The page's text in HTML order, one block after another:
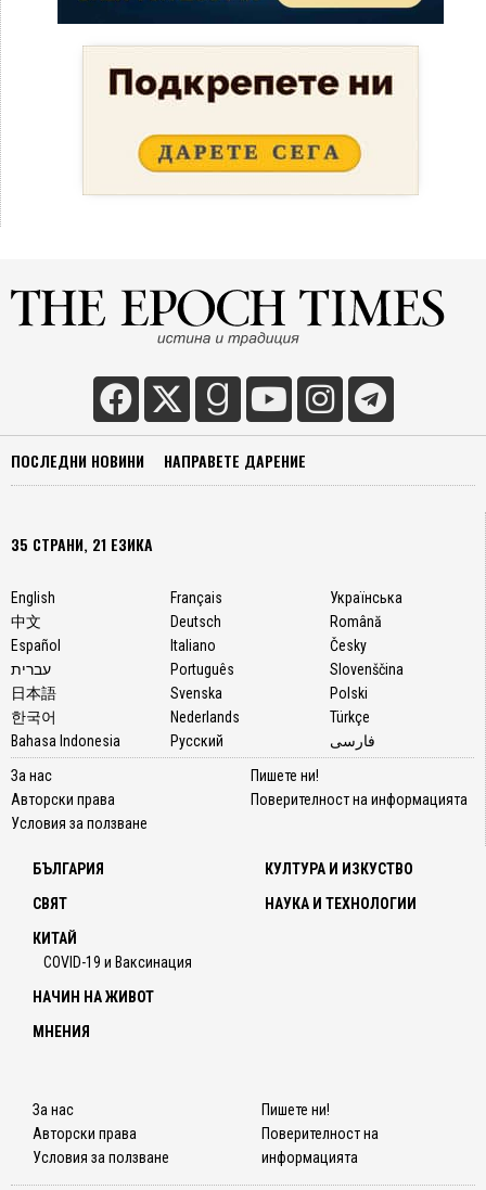
ПОСЛЕДНИ НОВИНИ НАПРАВЕТЕ ДАРЕНИЕ
35 СТРАНИ, 21 ЕЗИКА
English
中文
Español
עברית
日本語
한국어
Bahasa Indonesia
Français
Deutsch
Italiano
Português
Svenska
Nederlands
Русский
Українська
Română
Česky
Slovenščina
Polski
Türkçe
فارسی
За нас
Авторски права
Условия за ползване
Пишете ни!
Поверителност на информацията
БЪЛГАРИЯ
СВЯТ
КИТАЙ
COVID-19 и Ваксинация
КУЛТУРА И ИЗКУСТВО
НАУКА И ТЕХНОЛОГИИ
НАЧИН НА ЖИВОТ
МНЕНИЯ
За нас
Авторски права
Условия за ползване
Пишете ни!
Поверителност на
информацията